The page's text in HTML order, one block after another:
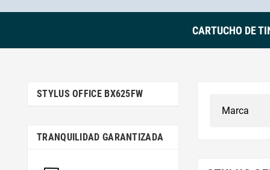
CARTUCHO DE
STYLUS OFFICE BX625FW
TRANQUILIDAD GARANTIZADA